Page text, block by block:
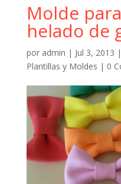
Molde
helado de
por admin | Jul 3, 2013 |
Plantillas y Moldes | 0